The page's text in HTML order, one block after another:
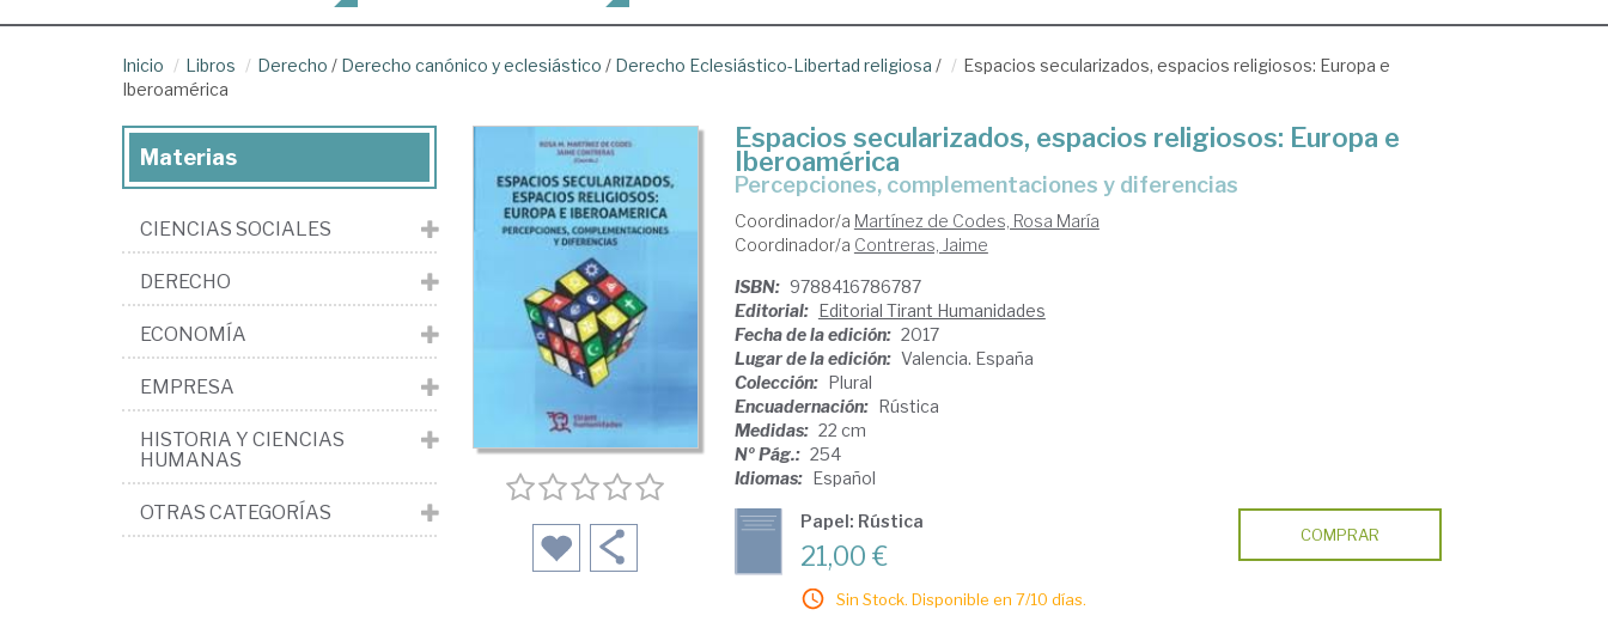
Inicio Libros Derecho / Derecho canónico y eclesiástico / Derecho Eclesiástico-Libertad religiosa /
Espacios secularizados, espacios religiosos: Europa e
Iberoamérica
Espacios secularizados, espacios religiosos: Europa e
Iberoamérica
Percepciones, complementaciones y diferencias
Coordinador/a Martínez de Codes, Rosa María
Coordinador/a Contreras, Jaime
ISBN: 9788416786787
Editorial: Editorial Tirant Humanidades
Fecha de la edición: 2017
Lugar de la edición: Valencia. España
Colección: Plural
Encuadernación: Rústica
Medidas: 22 cm
Nº Pág.: 254
Idiomas: Español
Papel: Rústica
21,00 €
Sin Stock. Disponible en 7/10 días.
COMPRAR
Materias
CIENCIAS SOCIALES
DERECHO
ECONOMÍA
EMPRESA
HISTORIA Y CIENCIAS
HUMANAS
OTRAS CATEGORÍAS